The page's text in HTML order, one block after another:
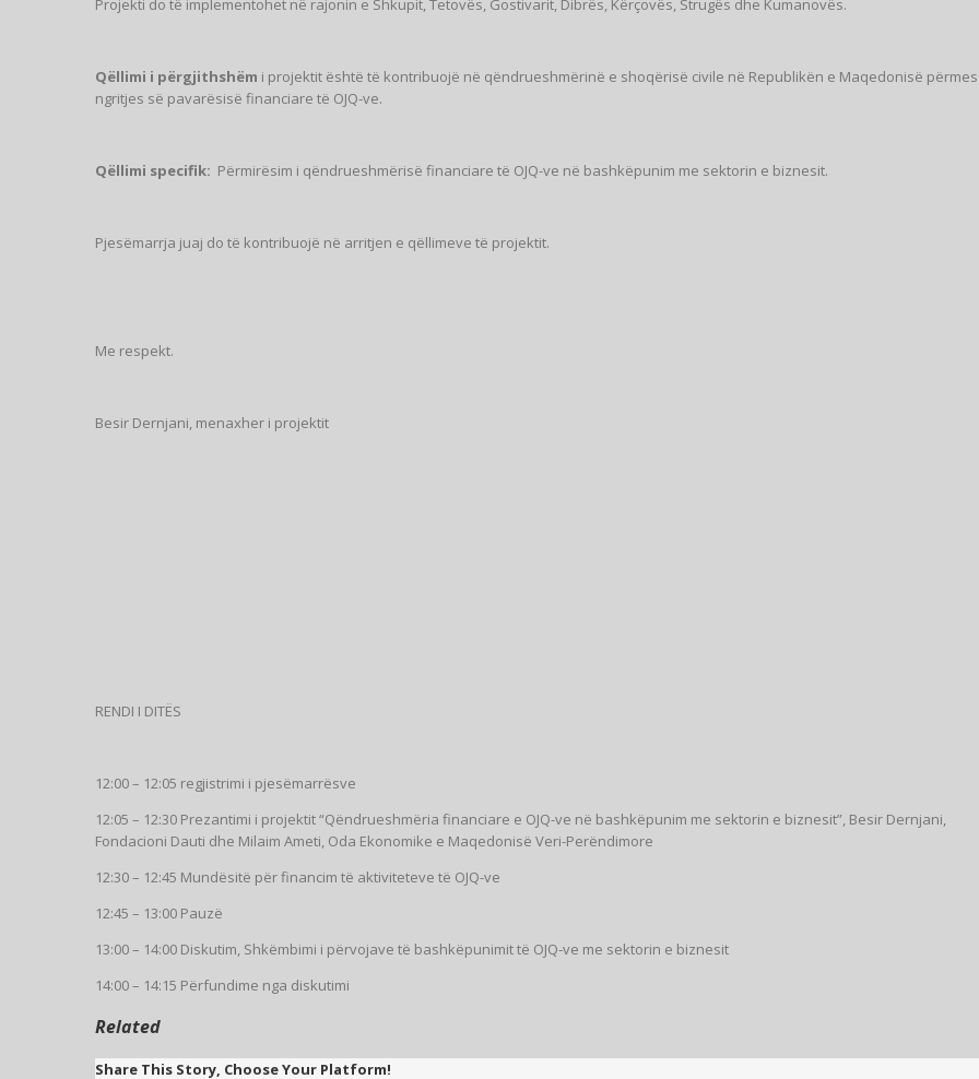
Projekti do të implementohet në rajonin e Shkupit, Tetovës, Gostivarit, Dibrës, Kërçovës, Strugës dhe Kumanovës.
Qëllimi i përgjithshëm i projektit është të kontribuojë në qëndrueshmërinë e shoqërisë civile në Republikën e Maqedonisë përmes
ngritjes së pavarësisë financiare të OJQ-ve.
Qëllimi specifik: Përmirësim i qëndrueshmërisë financiare të OJQ-ve në bashkëpunim me sektorin e biznesit.
Pjesëmarrja juaj do të kontribuojë në arritjen e qëllimeve të projektit.
Me respekt.
Besir Dernjani, menaxher i projektit
RENDI I DITËS
12:00 – 12:05 regjistrimi i pjesëmarrësve
12:05 – 12:30 Prezantimi i projektit “Qëndrueshmëria financiare e OJQ-ve në bashkëpunim me sektorin e biznesit”, Besir Dernjani,
Fondacioni Dauti dhe Milaim Ameti, Oda Ekonomike e Maqedonisë Veri-Perëndimore
12:30 – 12:45 Mundësitë për financim të aktiviteteve të OJQ-ve
12:45 – 13:00 Pauzë
13:00 – 14:00 Diskutim, Shkëmbimi i përvojave të bashkëpunimit të OJQ-ve me sektorin e biznesit
14:00 – 14:15 Përfundime nga diskutimi
Related
Share This Story, Choose Your Platform!